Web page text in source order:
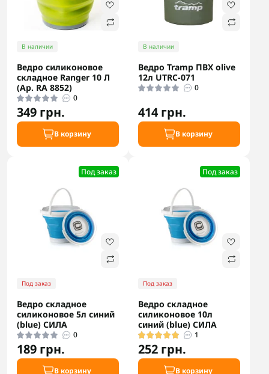
В наличии
Ведро силиконовое
складное Ranger 10 Л
(Ар. RA 8852)
0
349 грн.
В корзину
В наличии
Ведро Tramp ПВХ olive
12л UTRC-071
0
414 грн.
В корзину
Под заказ
Под заказ
Ведро складное
силиконовое 5л синий
(blue) СИЛА
0
189 грн.
В корзину
Под заказ
Под заказ
Ведро складное
силиконовое 10л
синий (blue) СИЛА
1
252 грн.
В корзину